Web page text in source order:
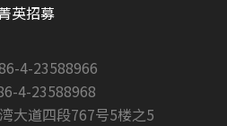
英招募
4-23588966
4-23588968
大道四段767号5楼之5